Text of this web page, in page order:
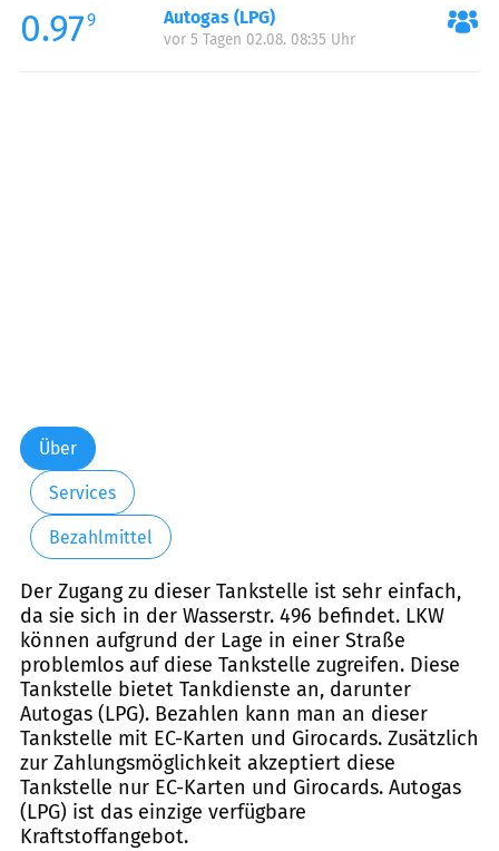
Mittwoch:
00:00-24:00
Donnerstag:
0.979 Autogas (LPG)
vor 5 Tagen 02.08. 08:35 Uhr
Über
Services
Bezahlmittel
Der Zugang zu dieser Tankstelle ist sehr einfach,
da sie sich in der Wasserstr. 496 befindet. LKW
können aufgrund der Lage in einer Straße
problemlos auf diese Tankstelle zugreifen. Diese
Tankstelle bietet Tankdienste an, darunter
Autogas (LPG). Bezahlen kann man an dieser
Tankstelle mit EC-Karten und Girocards. Zusätzlich
zur Zahlungsmöglichkeit akzeptiert diese
Tankstelle nur EC-Karten und Girocards. Autogas
(LPG) ist das einzige verfügbare
Kraftstoffangebot.